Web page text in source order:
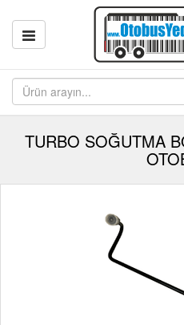
TURBO SOĞUTMA